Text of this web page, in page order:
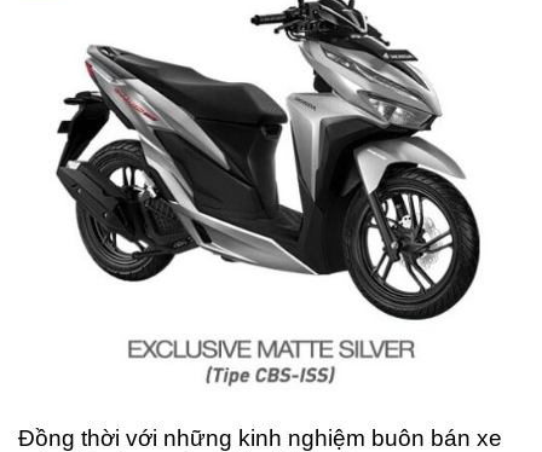
Đồng thời với những kinh nghiệm buôn bán xe